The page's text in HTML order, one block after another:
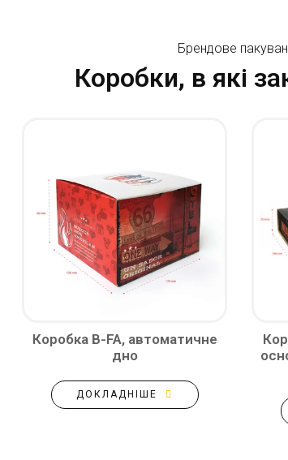
Брендове
Коробки, в які
Коробка B-FA, автоматичне
дно
ДОКЛАДНІШЕ